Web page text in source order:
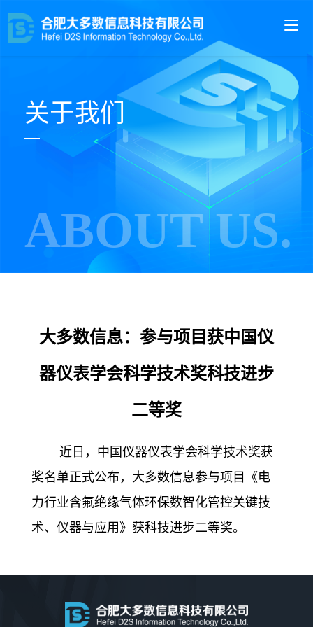
关于我们
ABOUT US.
大多数信息：参与项目获中国仪
器仪表学会科学技术奖科技进步
二等奖
近日，中国仪器仪表学会科学技术奖获
奖名单正式公布，大多数信息参与项目《电
力行业含氟绝缘气体环保数智化管控关键技
术、仪器与应用》获科技进步二等奖。